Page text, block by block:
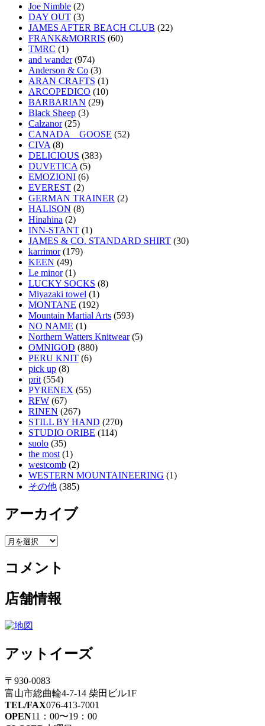
Joe Nimble (2)
DAY OUT (3)
JAMES AFTER BEACH CLUB (22)
FRANK&MORRIS (60)
TMRC (1)
and wander(974)
Anderson & Co (3)
ARAN CRAFTS (1)
ARCOPEDICO (10)
BARBARIAN (29)
Black Sheep (3)
Calzanor(25)
CANADA GOOSE (52)
CIVA (8)
DELICIOUS (383)
DUVETICA (5)
EMOZIONI (6)
EVEREST (2)
GERMAN TRAINER (2)
HALISON (8)
Hinahina (2)
INN-STANT (1)
JAMES & CO. STANDARD SHIRT (30)
karrimor(179)
KEEN (49)
Le minor(1)
LUCKY SOCKS (8)
Miyazaki towel (1)
MONTANE (192)
Mountain Martial Arts (593)
NO NAME (1)
Northern Watters Knitwear(5)
OMNIGOD (880)
PERU KNIT (6)
pick up (8)
prit (554)
PYRENEX (55)
RFW (67)
RINEN (267)
STILL BY HAND (270)
STUDIO ORIBE (114)
suolo (35)
the most (1)
westcomb (2)
WESTERN MOUNTAINEERING (1)
その他 (385)
アーカイブ
ア
カ
ブ
コメント
店舗情報
アットイーズ
〒930-0083
富山市総曲輪4-7-14 柴田ビル1F
TEL/FAX076-413-7001
OPEN11：00〜19：00